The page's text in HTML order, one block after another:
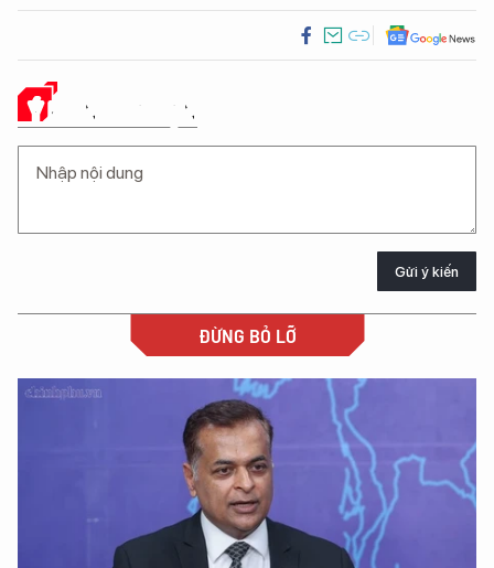
Ý KIẾN CỦA BẠN
Gửi ý kiến
ĐỪNG BỎ LỠ